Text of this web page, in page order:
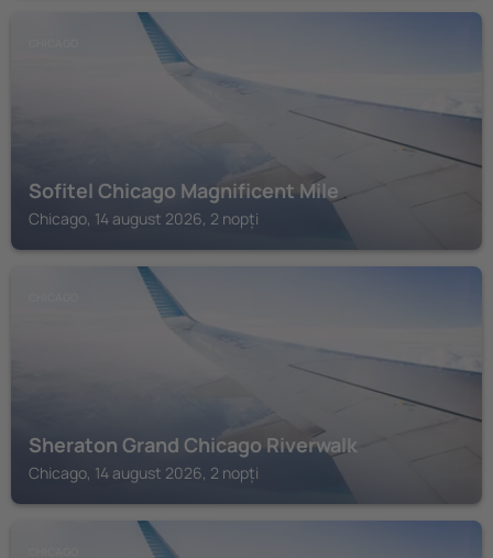
Sofitel Chicago Magnificent Mile
Chicago, 14 august 2026, 2 nopți
Sheraton Grand Chicago Riverwalk
Chicago, 14 august 2026, 2 nopți